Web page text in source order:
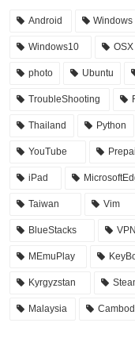
Android Windows
Windows10 OSX
photo Ubuntu
TroubleShooting
Thailand Python
YouTube
iPad
Taiwan Vim
BlueStacks VPN
MEmuPlay
Kyrgyzstan
Malaysia